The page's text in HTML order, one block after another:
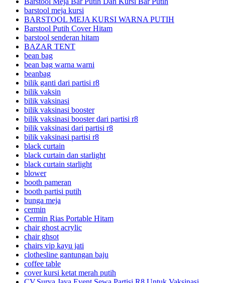
barstool meja kursi
BARSTOOL MEJA KURSI WARNA PUTIH
Barstool Putih Cover Hitam
barstool senderan hitam
BAZAR TENT
bean bag
bean bag warna warni
beanbag
bilik ganti dari partisi r8
bilik vaksin
bilik vaksinasi
bilik vaksinasi booster
bilik vaksinasi booster dari partisi r8
bilik vaksinasi dari partisi r8
bilik vaksinasi partisi r8
black curtain
black curtain dan starlight
black curtain starlight
blower
booth pameran
booth partisi putih
bunga meja
cermin
Cermin Rias Portable Hitam
chair ghost acrylic
chair ghsot
chairs vip kayu jati
clothesline gantungan baju
coffee table
cover kursi ketat merah putih